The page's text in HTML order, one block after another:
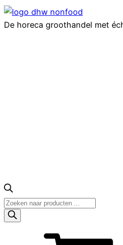
De horeca groothandel met
Producten
zoeken